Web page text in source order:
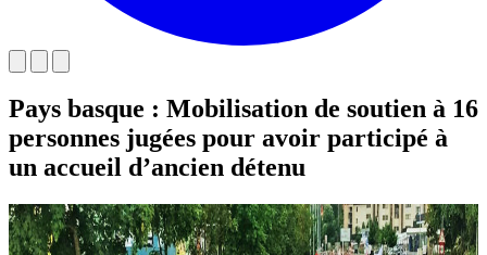
Pays basque : Mobilisation de soutien à 16
personnes jugées pour avoir participé à
un accueil d’ancien détenu